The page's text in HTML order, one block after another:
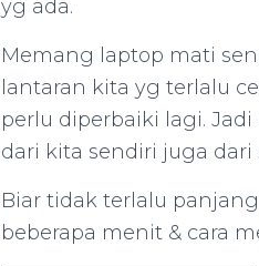
yg ada.
Memang laptop mati
lantaran kita yg terlalu
perlu diperbaiki lagi.
dari kita sendiri juga dari
Biar tidak terlalu
beberapa menit & cara